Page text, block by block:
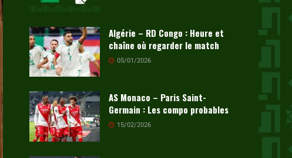
Algérie – RD Congo : Heure et
chaîne où regarder le match
05/01/2026
AS Monaco – Paris Saint-
Germain : Les compo probables
15/02/2026